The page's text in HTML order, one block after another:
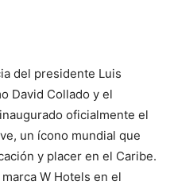
del presidente Luis
David Collado y el
oficialmente el
un ícono mundial que
y placer en el Caribe.
W Hotels en el